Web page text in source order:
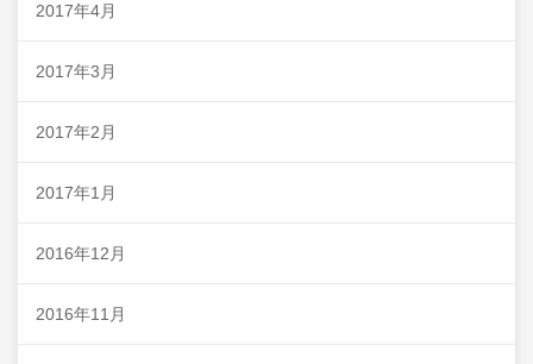
2017年4月
2017年3月
2017年2月
2017年1月
2016年12月
2016年11月